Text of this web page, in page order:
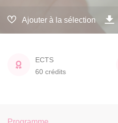
Ajouter à la sélection
ECTS
60 crédits